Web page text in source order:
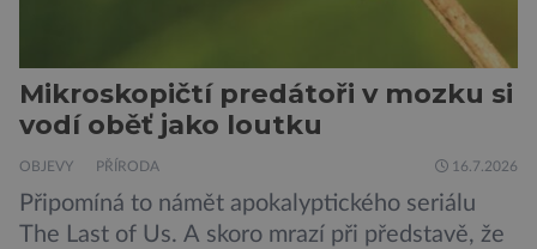
Mikroskopičtí predátoři v mozku si
vodí oběť jako loutku
OBJEVY PŘÍRODA 16.7.2026
Připomíná to námět apokalyptického seriálu
The Last of Us. A skoro mrazí při představě, že